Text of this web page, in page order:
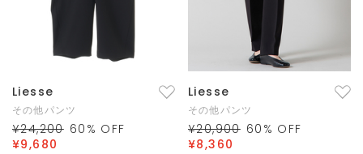
Liesse
その他パンツ
¥24,200 60 % OFF
¥9,680
Liesse
その他パンツ
¥20,900 60 % OFF
¥8,360